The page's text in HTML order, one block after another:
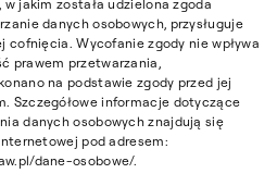
w jakim została udzielona zgoda
danych osobowych, przysługuje
cofnięcia. Wycofanie zgody nie wpływa
prawem przetwarzania,
na podstawie zgody przed jej
Szczegółowe informacje dotyczące
danych osobowych znajdują się
pod adresem:
dane-osobowe/.